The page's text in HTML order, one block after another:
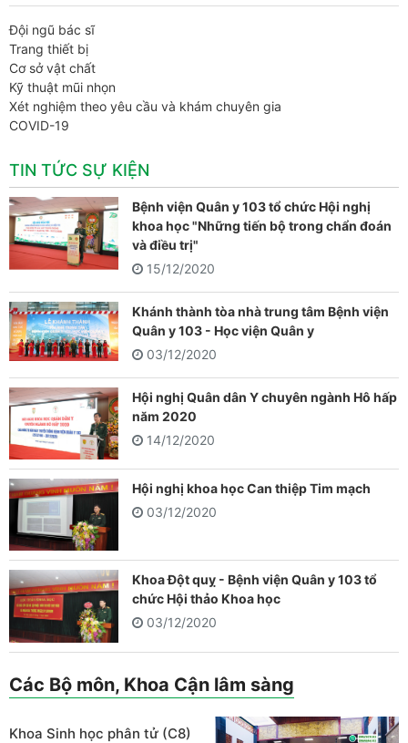
Đội ngũ bác sĩ
Trang thiết bị
Cơ sở vật chất
Kỹ thuật mũi nhọn
Xét nghiệm theo yêu cầu và khám chuyên gia
COVID-19
TIN TỨC SỰ KIỆN
Bệnh viện Quân y 103 tổ chức Hội nghị
khoa học "Những tiến bộ trong chẩn đoán
và điều trị"
15/12/2020
Khánh thành tòa nhà trung tâm Bệnh viện
Quân y 103 - Học viện Quân y
03/12/2020
Hội nghị Quân dân Y chuyên ngành Hô hấp
năm 2020
14/12/2020
Hội nghị khoa học Can thiệp Tim mạch
03/12/2020
Khoa Đột quỵ - Bệnh viện Quân y 103 tổ
chức Hội thảo Khoa học
03/12/2020
Các Bộ môn, Khoa Cận lâm sàng
Khoa Sinh học phân tử (C8)